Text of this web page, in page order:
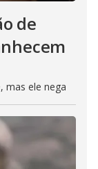
de
mas ele nega